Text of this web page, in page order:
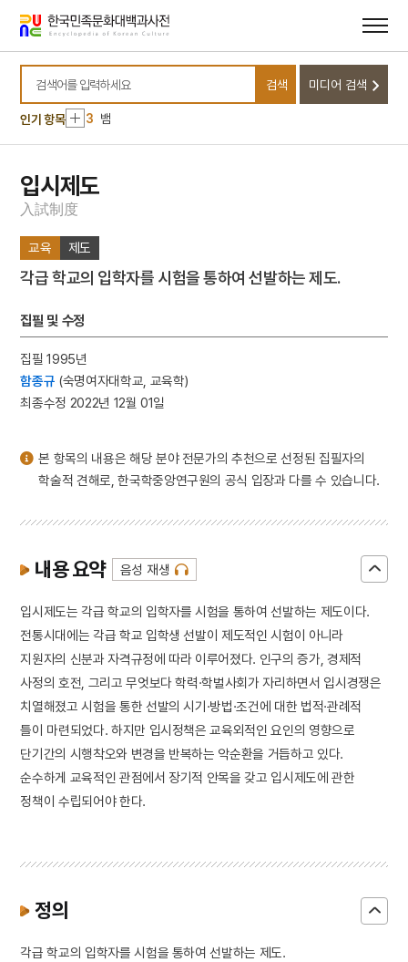
바로가기
바로가기
검색어를 입력하세요
검색 미디어 검색
인기 항목
10 무명
1 금성대군
2 조총
3 뱀
4 낙화유수
8
9 데릴사위
1 금성대군
2
6 훈련도감
8
달서구
데릴사위
무명
입시제도
入試制度
교육 제도
각급 학교의 입학자를 시험을 통하여 선발하는 제도.
집필 및 수정
집필 1995년
함종규 (숙명여자대학교, 교육학)
최종수정 2022년 12월 01일
본 항목의 내용은 해당 분야 전문가의 추천으로 선정된 집필자의
학술적 견해로, 한국학중앙연구원의 공식 입장과 다를 수 있습니다.
내용 요약 음성 재생
입시제도는 각급 학교의 입학자를 시험을 통하여 선발하는 제도이다.
전통시대에는 각급 학교 입학생 선발이 제도적인 시험이 아니라
지원자의 신분과 자격규정에 따라 이루어졌다. 인구의 증가, 경제적
사정의 호전, 그리고 무엇보다 학력·학벌사회가 자리하면서 입시경쟁은
치열해졌고 시험을 통한 선발의 시기·방법·조건에 대한 법적·관례적
틀이 마련되었다. 하지만 입시정책은 교육외적인 요인의 영향으로
단기간의 시행착오와 변경을 반복하는 악순환을 거듭하고 있다.
순수하게 교육적인 관점에서 장기적 안목을 갖고 입시제도에 관한
정책이 수립되어야 한다.
정의
각급 학교의 입학자를 시험을 통하여 선발하는 제도.